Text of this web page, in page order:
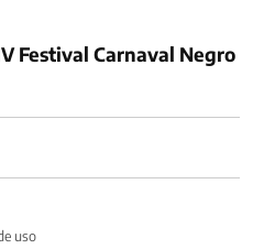
Festival Carnaval Negro
uso